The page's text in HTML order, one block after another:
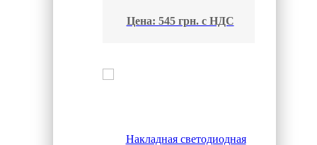
Цена: 545 грн. с НДС